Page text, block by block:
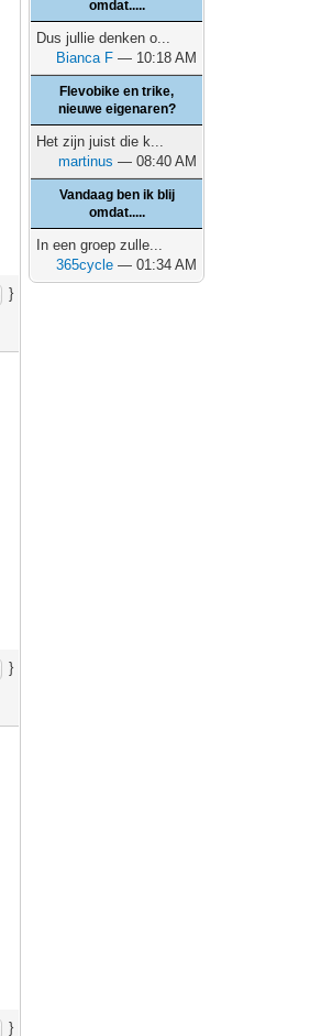
}
}
}
omdat.....
Dus jullie denken o...
Bianca F — 10:18 AM
Flevobike en trike,
nieuwe eigenaren?
Het zijn juist die k...
martinus — 08:40 AM
Vandaag ben ik blij
omdat.....
In een groep zulle...
365cycle — 01:34 AM